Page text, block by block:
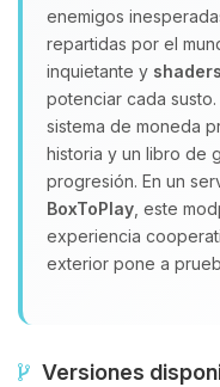
enemigos
repartidas por el
inquietante y shaders
potenciar cada
sistema de moneda
historia y un libro de
progresión. En un
BoxToPlay , este
experiencia
exterior pone a
Versiones